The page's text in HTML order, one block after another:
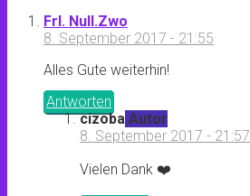
Frl. Null.Zwo
8. September 2017 - 21:55
Alles Gute weiterhin!
Antworten
cizoba Autor
8. September 2017 - 21:57
Vielen Dank ❤️